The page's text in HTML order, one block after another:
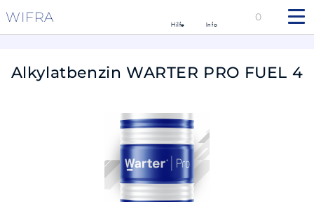
WIFRA Hilfe Info
0
Alkylatbenzin WARTER PRO FUEL 4